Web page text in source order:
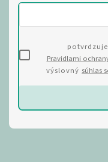
Pravidlami
výslovný súhlas